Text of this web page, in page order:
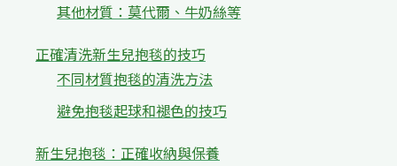
其他材質：莫代爾、牛奶絲等
正確清洗新生兒抱毯的技巧
不同材質抱毯的清洗方法
避免抱毯起球和褪色的技巧
新生兒抱毯：正確收納與保養